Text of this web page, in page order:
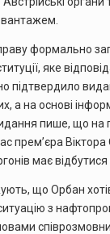
вантажем.
формально
яке
підтвердило
а на основі
пише, що на
прем’єра
має
що Орбан
з